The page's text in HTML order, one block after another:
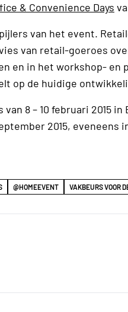
& Convenience Days
van het event.
van retail-goeroes
en in het workshop-
op de huidige
8 – 10 februari 2015
2015, eveneens
@HOMEEVENT VAKBEURS VOOR